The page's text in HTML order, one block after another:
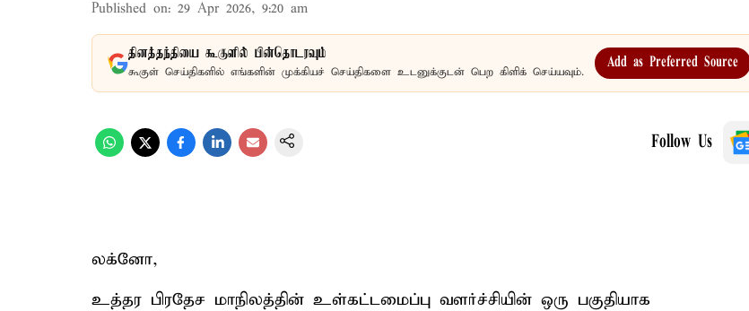
Published on: 29 Apr 2026, 9:20 am
தினத்தந்தியை கூகுளில் பின்தொடரவும்
கூகுள் செய்திகளில் எங்களின் முக்கியச் செய்திகளை உடனுக்குடன் பெற கிளிக் செய்யவும்.
Add as Preferred Source
Follow Us
லக்னோ,
உத்தர பிரதேச மாநிலத்தின் உள்கட்டமைப்பு வளர்ச்சியின் ஒரு பகுதியாக